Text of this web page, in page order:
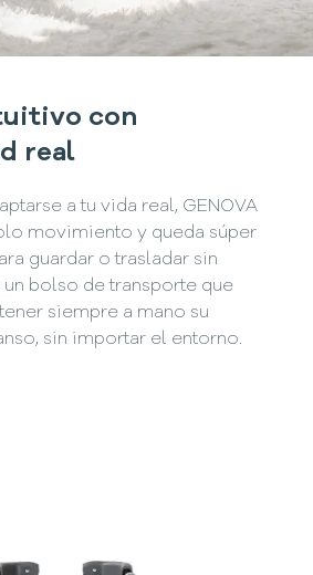
con
real
a tu vida real, GENOVA
movimiento y queda súper
guardar o trasladar sin
bolso de transporte que
siempre a mano su
sin importar el entorno.